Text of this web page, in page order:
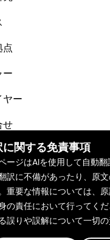
に関する免責事項
ージはAIを使用して自動
訳に不備があったり、原
重要な情報については、
の責任において行ってく
誤りや誤解について一切の
点
ー
ヤー
せ